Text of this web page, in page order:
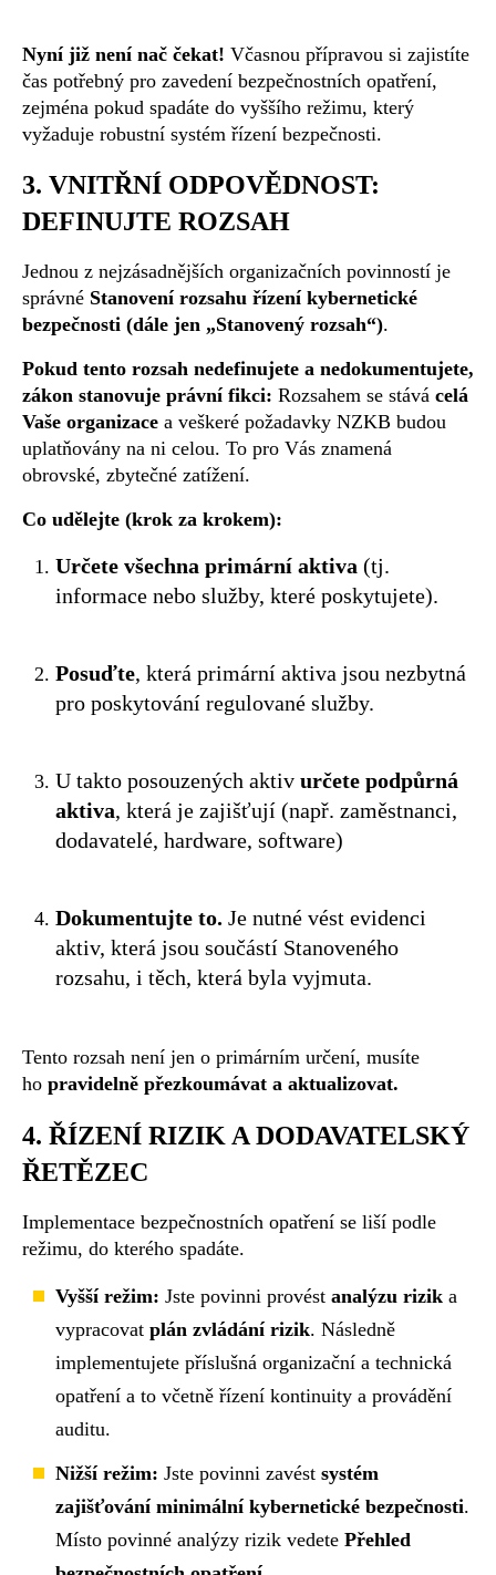
Nyní již není nač čekat! Včasnou přípravou si zajistíte
čas potřebný pro zavedení bezpečnostních opatření,
zejména pokud spadáte do vyššího režimu, který
vyžaduje robustní systém řízení bezpečnosti.
3. VNITŘNÍ ODPOVĚDNOST:
DEFINUJTE ROZSAH
Jednou z nejzásadnějších organizačních povinností je
správné Stanovení rozsahu řízení kybernetické
bezpečnosti (dále jen „Stanovený rozsah“).
Pokud tento rozsah nedefinujete a nedokumentujete,
zákon stanovuje právní fikci: Rozsahem se stává celá
Vaše organizace a veškeré požadavky NZKB budou
uplatňovány na ni celou. To pro Vás znamená
obrovské, zbytečné zatížení.
Co udělejte (krok za krokem):
Určete všechna primární aktiva (tj.
informace nebo služby, které poskytujete).
Posuďte, která primární aktiva jsou nezbytná
pro poskytování regulované služby.
U takto posouzených aktiv určete podpůrná
aktiva, která je zajišťují (např. zaměstnanci,
dodavatelé, hardware, software)
Dokumentujte to. Je nutné vést evidenci
aktiv, která jsou součástí Stanoveného
rozsahu, i těch, která byla vyjmuta.
Tento rozsah není jen o primárním určení, musíte
ho pravidelně přezkoumávat a aktualizovat.
4. ŘÍZENÍ RIZIK A DODAVATELSKÝ
ŘETĚZEC
Implementace bezpečnostních opatření se liší podle
režimu, do kterého spadáte.
Vyšší režim: Jste povinni provést analýzu rizik a
vypracovat plán zvládání rizik. Následně
implementujete příslušná organizační a technická
opatření a to včetně řízení kontinuity a provádění
auditu.
Nižší režim: Jste povinni zavést systém
zajišťování minimální kybernetické bezpečnosti.
Místo povinné analýzy rizik vedete Přehled